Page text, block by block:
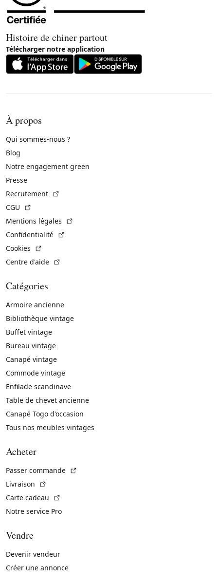
Histoire de chiner partout
Télécharger notre application
À propos
Qui sommes-nous ?
Blog
Notre engagement green
Presse
Recrutement
CGU
Mentions légales
Confidentialité
Cookies
Centre d'aide
Catégories
Armoire ancienne
Bibliothèque vintage
Buffet vintage
Bureau vintage
Canapé vintage
Commode vintage
Enfilade scandinave
Table de chevet ancienne
Canapé Togo d'occasion
Tous nos meubles vintages
Acheter
Passer commande
Livraison
Carte cadeau
Notre service Pro
Vendre
Devenir vendeur
Créer une annonce